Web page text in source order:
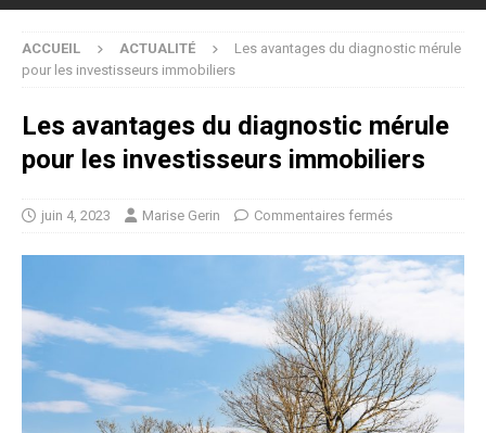
ACCUEIL ACTUALITÉ
Les avantages du diagnostic mérule
pour les investisseurs immobiliers
Les avantages du diagnostic mérule
pour les investisseurs immobiliers
juin 4, 2023 Marise Gerin Commentaires fermés